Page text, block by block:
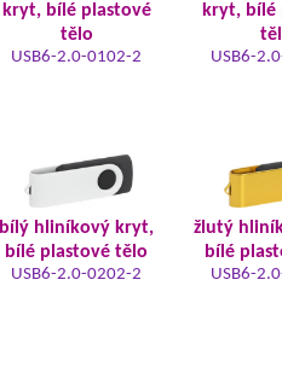
kryt, bílé plastové
tělo
USB6-2.0-0102-2
kryt, bílé
USB6-
bílý hliníkový kryt,
bílé plastové tělo
USB6-2.0-0202-2
žlutý
bílé
USB6-